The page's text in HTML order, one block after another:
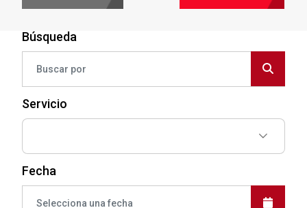
Búsqueda
Servicio
Fecha